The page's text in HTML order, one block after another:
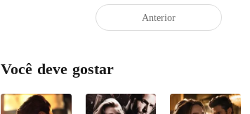
Anterior
Você deve gostar